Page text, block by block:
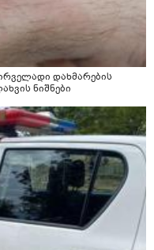
დახმარების
ნიშნები